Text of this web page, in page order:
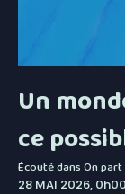
Un
ce
Écouté dansOn
28 MAI 2026, 0h00